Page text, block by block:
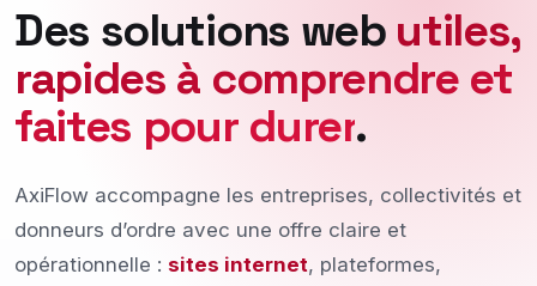
Des solutions web utiles,
rapides à comprendre et
faites pour durer.
AxiFlow accompagne les entreprises, collectivités et
donneurs d’ordre avec une offre claire et
opérationnelle : sites internet, plateformes,